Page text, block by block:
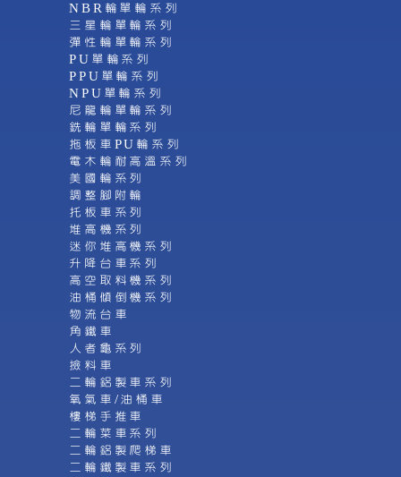
NBR輪單輪系列
三星輪單輪系列
彈性輪單輪系列
PU單輪系列
PPU單輪系列
NPU單輪系列
尼龍輪單輪系列
銑輪單輪系列
拖板車PU輪系列
電木輪耐高溫系列
美國輪系列
調整腳附輪
托板車系列
堆高機系列
迷你堆高機系列
升降台車系列
高空取料機系列
油桶傾倒機系列
物流台車
角鐵車
人者龜系列
撿料車
二輪鋁製車系列
氧氣車/油桶車
樓梯手推車
二輪菜車系列
二輪鋁製爬梯車
二輪鐵製車系列